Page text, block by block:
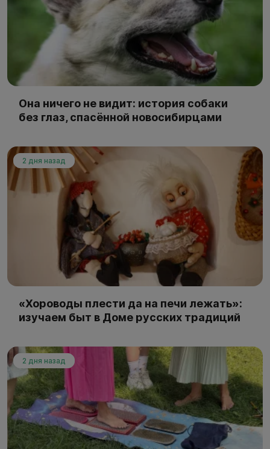
Она ничего не видит: история собаки
без глаз, спасённой новосибирцами
2 дня назад
«Хороводы плести да на печи лежать»:
изучаем быт в Доме русских традиций
2 дня назад